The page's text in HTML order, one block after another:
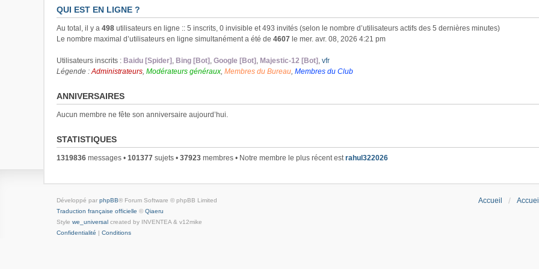
QUI EST EN LIGNE ?
Au total, il y a 498 utilisateurs en ligne :: 5 inscrits, 0 invisible et 493 invités (selon le nombre d’utilisateurs actifs des 5 dernières minutes)
Le nombre maximal d’utilisateurs en ligne simultanément a été de 4607 le mer. avr. 08, 2026 4:21 pm
Utilisateurs inscrits : Baidu [Spider] , Bing [Bot] , Google [Bot] , Majestic-12 [Bot] , vfr
Légende :Administrateurs, Modérateurs généraux, Membres du Bureau, Membres du Club
ANNIVERSAIRES
Aucun membre ne fête son anniversaire aujourd’hui.
STATISTIQUES
1319836 messages • 101377 sujets • 37923 membres • Notre membre le plus récent estrahul322026
Accueil
Développé par phpBB® Forum Software © phpBB Limited
Traduction française officielle © Qiaeru
Style we_universal created by INVENTEA & v12mike
Confidentialité | Conditions